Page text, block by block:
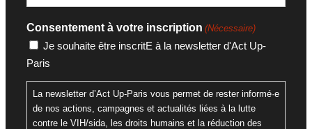
Consentement à votre inscription (Nécessaire)
Je souhaite être inscritE à la newsletter d'Act Up-
Paris
La newsletter d’Act Up-Paris vous permet de rester informé·e
de nos actions, campagnes et actualités liées à la lutte
contre le VIH/sida, les droits humains et la réduction des